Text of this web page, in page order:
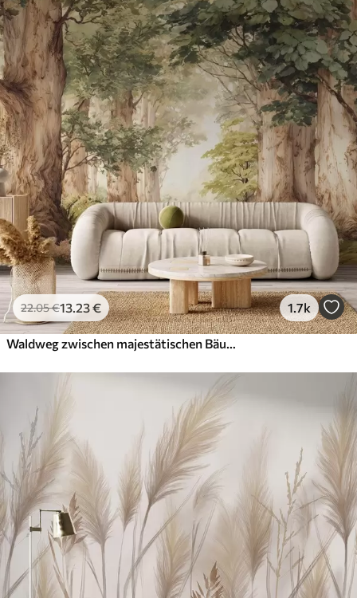
22.05€13 .23€ 1.7k